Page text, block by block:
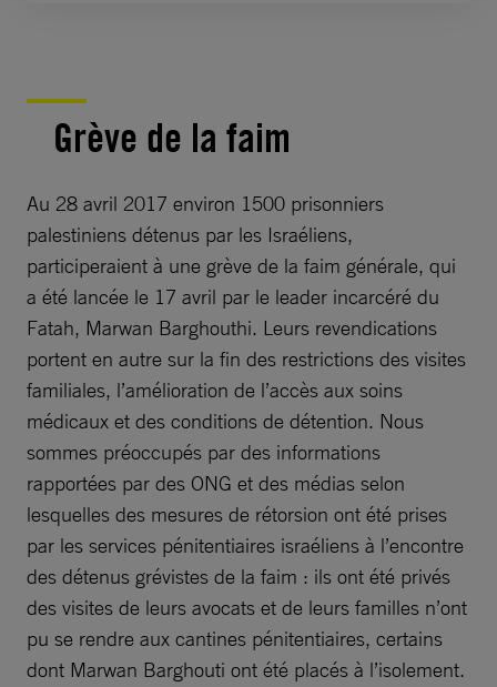
Grève de la faim
Au 28 avril 2017 environ 1500 prisonniers
palestiniens détenus par les Israéliens,
participeraient à une grève de la faim générale, qui
a été lancée le 17 avril par le leader incarcéré du
Fatah, Marwan Barghouthi. Leurs revendications
portent en autre sur la fin des restrictions des visites
familiales, l’amélioration de l’accès aux soins
médicaux et des conditions de détention. Nous
sommes préoccupés par des informations
rapportées par des ONG et des médias selon
lesquelles des mesures de rétorsion ont été prises
par les services pénitentiaires israéliens à l’encontre
des détenus grévistes de la faim : ils ont été privés
des visites de leurs avocats et de leurs familles n’ont
pu se rendre aux cantines pénitentiaires, certains
dont Marwan Barghouti ont été placés à l’isolement.